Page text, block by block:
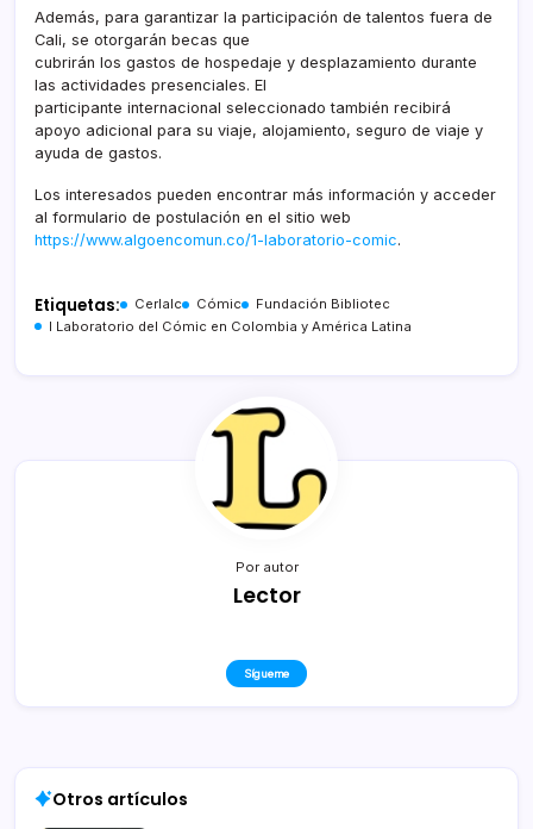
Además, para garantizar la participación de talentos fuera de
Cali, se otorgarán becas que
cubrirán los gastos de hospedaje y desplazamiento durante
las actividades presenciales. El
participante internacional seleccionado también recibirá
apoyo adicional para su viaje, alojamiento, seguro de viaje y
ayuda de gastos.
Los interesados pueden encontrar más información y acceder
al formulario de postulación en el sitio web
https://www.algoencomun.co/1-laboratorio-comic.
Etiquetas: Cerlalc Cómic
Fundación Bibliotec
I Laboratorio del Cómic en Colombia y América Latina
Por autor
Lector
Sígueme
Otros artículos